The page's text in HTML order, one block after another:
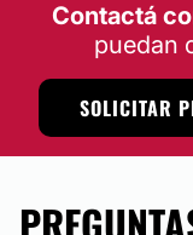
Contactá
puedan
SOLICITAR